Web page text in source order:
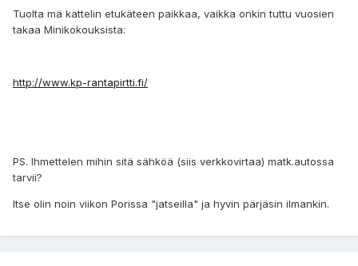
Tuolta mä kattelin etukäteen paikkaa, vaikka onkin tuttu vuosien
takaa Minikokouksista:
http://www.kp-rantapirtti.fi/
PS. Ihmettelen mihin sitä sähköä (siis verkkovirtaa) matk.autossa
tarvii?
Itse olin noin viikon Porissa "jatseilla" ja hyvin pärjäsin ilmankin.